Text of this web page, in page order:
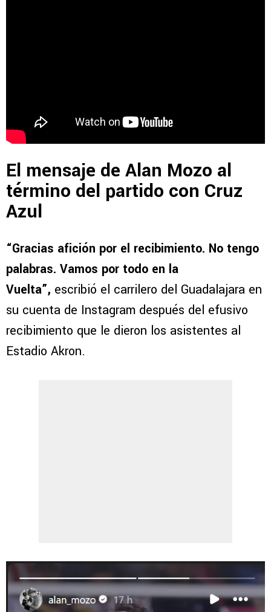
El mensaje de Alan Mozo al
término del partido con Cruz
Azul
“Gracias afición por el recibimiento. No tengo
palabras. Vamos por todo en la
Vuelta”, escribió el carrilero del Guadalajara en
su cuenta de Instagram después del efusivo
recibimiento que le dieron los asistentes al
Estadio Akron.